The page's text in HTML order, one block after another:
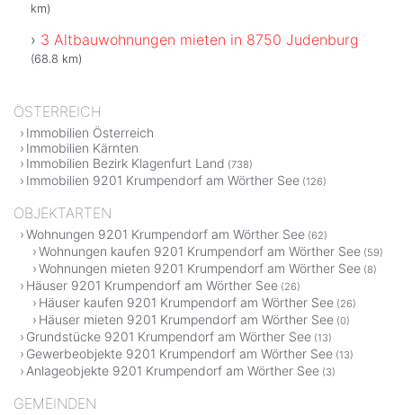
km)
3 Altbauwohnungen mieten in 8750 Judenburg
(68.8 km)
ÖSTERREICH
Immobilien Österreich
Immobilien Kärnten
Immobilien Bezirk Klagenfurt Land (738)
Immobilien 9201 Krumpendorf am Wörther See (126)
OBJEKTARTEN
Wohnungen 9201 Krumpendorf am Wörther See (62)
Wohnungen kaufen 9201 Krumpendorf am Wörther See (59)
Wohnungen mieten 9201 Krumpendorf am Wörther See (8)
Häuser 9201 Krumpendorf am Wörther See (26)
Häuser kaufen 9201 Krumpendorf am Wörther See (26)
Häuser mieten 9201 Krumpendorf am Wörther See (0)
Grundstücke 9201 Krumpendorf am Wörther See (13)
Gewerbeobjekte 9201 Krumpendorf am Wörther See (13)
Anlageobjekte 9201 Krumpendorf am Wörther See (3)
GEMEINDEN